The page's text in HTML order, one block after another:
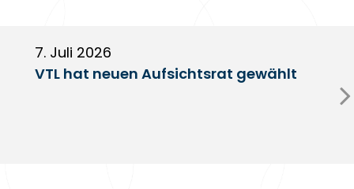
7. Juli 2026
VTL hat neuen Aufsichtsrat gewählt